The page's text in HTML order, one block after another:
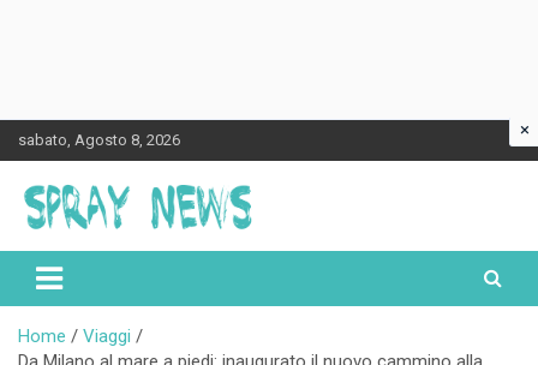
to
content
sabato, Agosto 8, 2026
Spraynews.it
Home
Viaggi
×